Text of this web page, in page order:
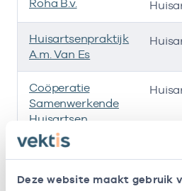
Deze website maakt gebruik
Roha B.v.
Huisartsenpraktijk
A.m. Van Es
Coöperatie
Samenwerkende
Huisartsen
Badhoevedorp U.a.
A.m. Van Es B.v.